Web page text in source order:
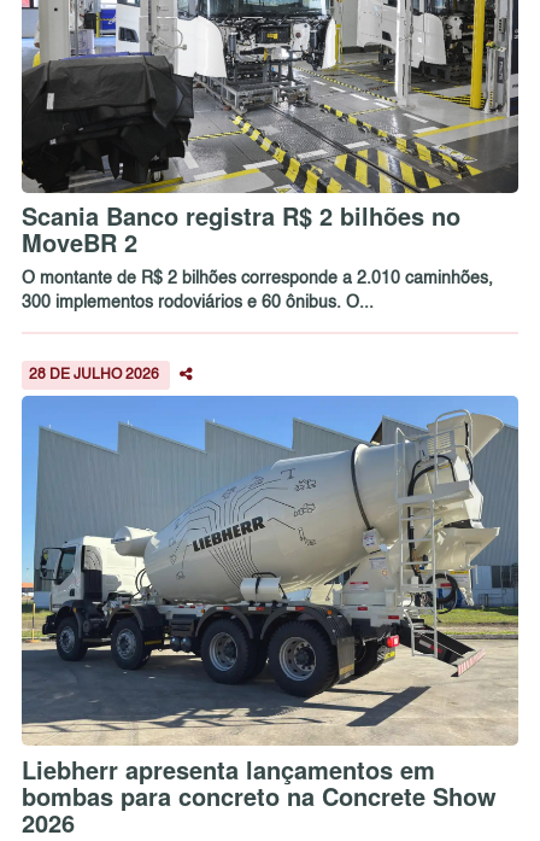
Scania Banco registra R$ 2 bilhões no
MoveBR 2
O montante de R$ 2 bilhões corresponde a 2.010 caminhões,
300 implementos rodoviários e 60 ônibus. O...
28 DE JULHO 2026
Liebherr apresenta lançamentos em
bombas para concreto na Concrete Show
2026